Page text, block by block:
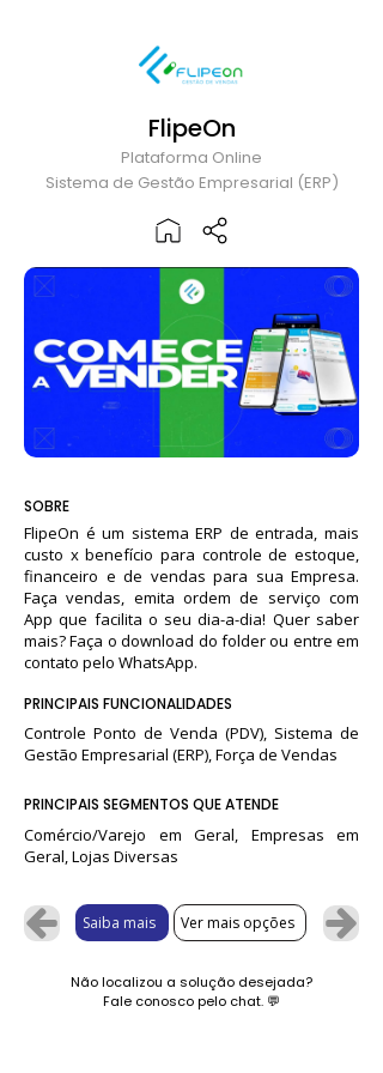
FlipeOn
Plataforma Online
Sistema de Gestão Empresarial (ERP)
SOBRE
FlipeOn é um sistema ERP de entrada, mais
custo x benefício para controle de estoque,
financeiro e de vendas para sua Empresa.
Faça vendas, emita ordem de serviço com
App que facilita o seu dia-a-dia! Quer saber
mais? Faça o download do folder ou entre em
contato pelo WhatsApp.
PRINCIPAIS FUNCIONALIDADES
Controle Ponto de Venda (PDV), Sistema de
Gestão Empresarial (ERP), Força de Vendas
PRINCIPAIS SEGMENTOS QUE ATENDE
Comércio/Varejo em Geral, Empresas em
Geral, Lojas Diversas
Saiba mais Ver mais opções
Não localizou a solução desejada?
Fale conosco pelo chat.💬